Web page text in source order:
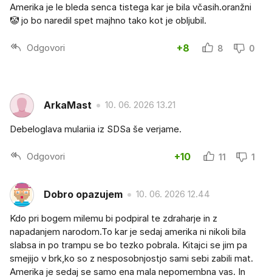
Amerika je le bleda senca tistega kar je bila včasih.oranžni
🤡 jo bo naredil spet majhno tako kot je obljubil.
Odgovori +8 8 0
ArkaMast 10. 06. 2026 13.21
Debeloglava mulariia iz SDSa še verjame.
Odgovori +10 11 1
Dobro opazujem 10. 06. 2026 12.44
Kdo pri bogem milemu bi podpiral te zdraharje in z
napadanjem narodom.To kar je sedaj amerika ni nikoli bila
slabsa in po trampu se bo tezko pobrala. Kitajci se jim pa
smejijo v brk,ko so z nesposobnjostjo sami sebi zabili mat.
Amerika je sedaj se samo ena mala nepomembna vas. In